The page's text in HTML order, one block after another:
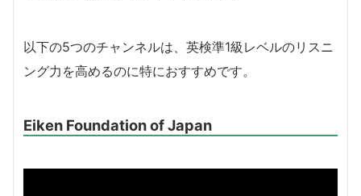
以下の5つのチャンネルは、英検準1級レベルのリスニ
ング力を高めるのに特におすすめです。
Eiken Foundation of Japan